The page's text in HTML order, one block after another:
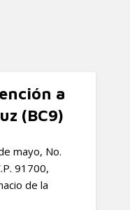
a
(BC9)
mayo, No.
91700,
de la